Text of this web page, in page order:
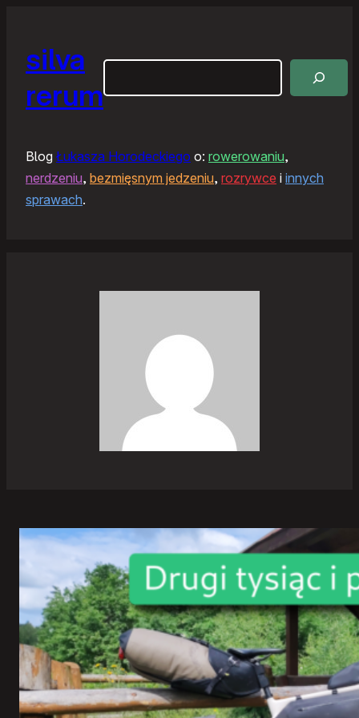
silva
rerum
Blog Łukasza Horodeckiego o: rowerowaniu,
nerdzeniu, bezmięsnym jedzeniu, rozrywce i innych
sprawach.